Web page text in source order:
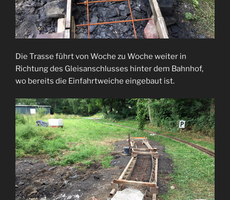
Die Trasse führt von Woche zu Woche weiter in
Richtung des Gleisanschlusses hinter dem Bahnhof,
wo bereits die Einfahrtweiche eingebaut ist.